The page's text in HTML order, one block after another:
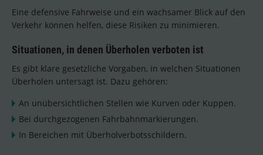
Eine defensive Fahrweise und ein wachsamer Blick auf den
Verkehr können helfen, diese Risiken zu minimieren.
Situationen, in denen Überholen verboten ist
Es gibt klare gesetzliche Vorgaben, in welchen Situationen
Überholen untersagt ist. Dazu gehören:
An unübersichtlichen Stellen wie Kurven oder Kuppen.
Bei durchgezogenen Fahrbahnmarkierungen.
In Bereichen mit Überholverbotsschildern.